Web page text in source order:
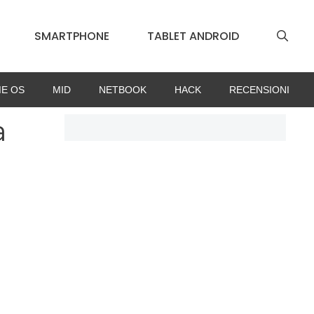
SMARTPHONE TABLET ANDROID
OS MID NETBOOK HACK RECENSIONI